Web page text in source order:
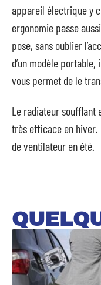
appareil électrique y
ergonomie passe
pose, sans oublier
d’un modèle
vous permet de le
Le radiateur soufflant
très efficace en hiver.
de ventilateur en été.